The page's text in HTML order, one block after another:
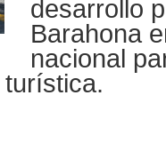
desarrollo
Barahona
nacional